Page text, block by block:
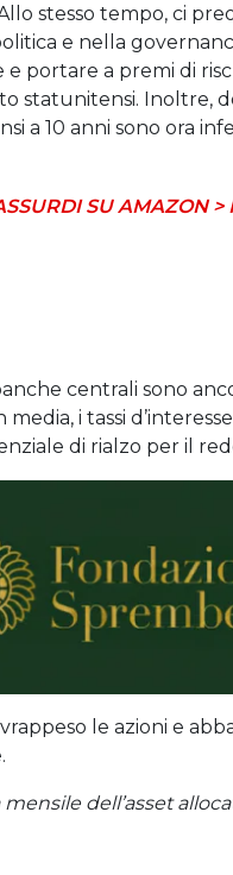
stesso tempo, ci
e nella
e portare a premi di
statunitensi. Inoltre,
a 10 anni sono ora
SU AMAZON
centrali sono
i tassi
di rialzo per il
le azioni e
mensile dell’asset